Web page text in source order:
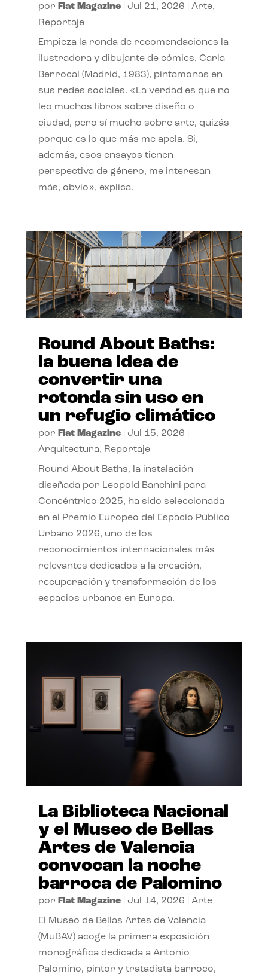
por Flat Magazine| Jul 21, 2026 Arte,
Reportaje
Empieza la ronda de recomendaciones la
ilustradora y dibujante de cómics, Carla
Berrocal (Madrid, 1983), pintamonas en
sus redes sociales. «La verdad es que no
leo muchos libros sobre diseño o
ciudad, pero sí mucho sobre arte, quizás
porque es lo que más me apela. Si,
además, esos ensayos tienen
perspectiva de género, me interesan
más, obvio», explica.
Round About Baths:
la buena idea de
convertir una
rotonda sin uso en
un refugio climático
por Flat Magazine| Jul 15, 2026
Arquitectura, Reportaje
Round About Baths, la instalación
diseñada por Leopold Banchini para
Concéntrico 2025, ha sido seleccionada
en el Premio Europeo del Espacio Público
Urbano 2026, uno de los
reconocimientos internacionales más
relevantes dedicados a la creación,
recuperación y transformación de los
espacios urbanos en Europa.
La Biblioteca Nacional
y el Museo de Bellas
Artes de Valencia
convocan la noche
barroca de Palomino
por Flat Magazine| Jul 14, 2026 Arte
El Museo de Bellas Artes de Valencia
(MuBAV) acoge la primera exposición
monográfica dedicada a Antonio
Palomino, pintor y tratadista barroco,